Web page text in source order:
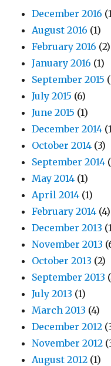
December 2016
August 2016 (1)
February 2016 (2)
January 2016 (1)
September 2015
July 2015 (6)
June 2015 (1)
December 2014
October 2014 (3)
September 2014
May 2014 (1)
April 2014 (1)
February 2014 (4)
December 2013
November 2013
October 2013 (2)
September 2013
July 2013 (1)
March 2013 (4)
December 2012
November 2012
August 2012 (1)